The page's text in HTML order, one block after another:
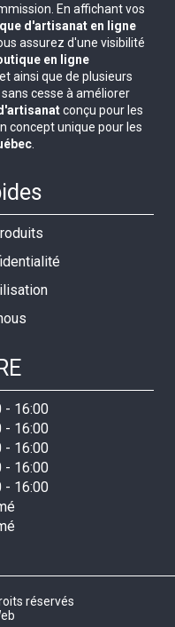
En affichant vos
d'artisanat en ligne
assurez d'une visibilité
en ligne
ainsi que de plusieurs
cesse à améliorer
conçu pour les
concept unique pour les
- 16:00
- 16:00
- 16:00
- 16:00
- 16:00
réservés